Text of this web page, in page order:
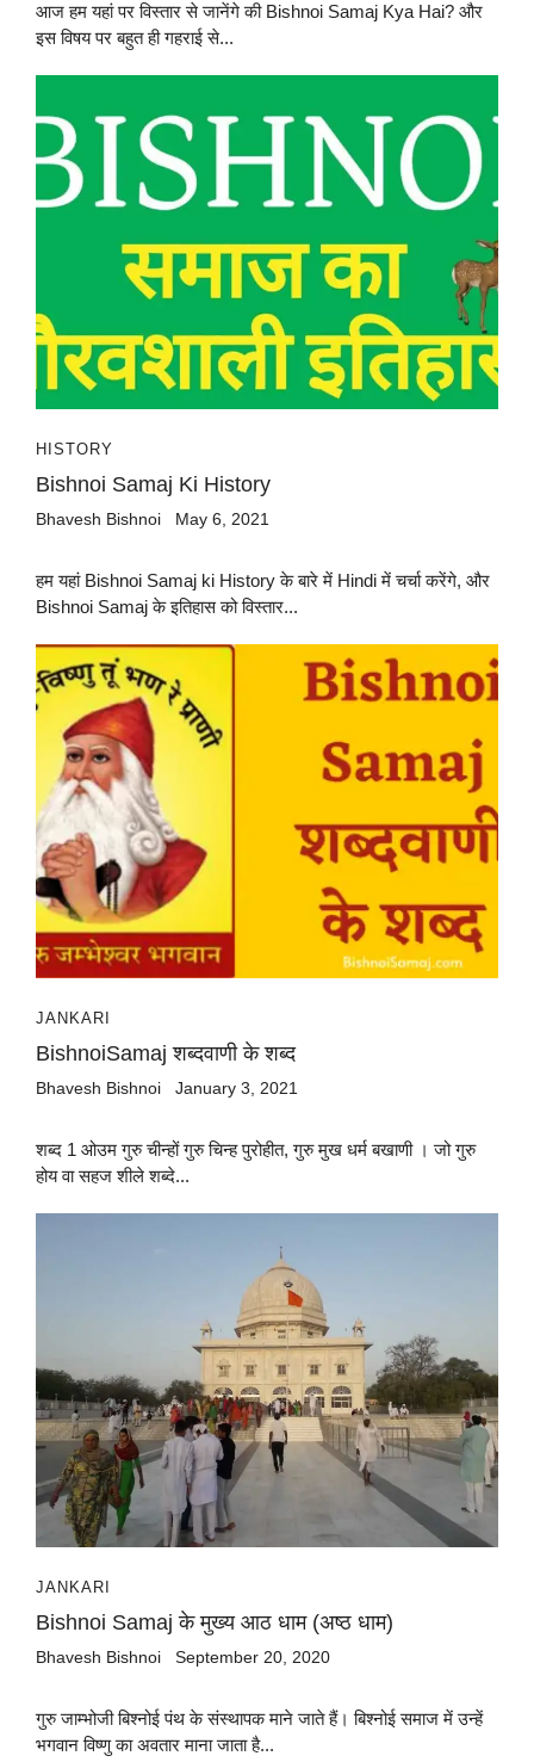
आज हम यहां पर विस्तार से जानेंगे की Bishnoi Samaj Kya Hai? और
इस विषय पर बहुत ही गहराई से...
HISTORY
Bishnoi Samaj Ki History
Bhavesh Bishnoi May 6, 2021
हम यहां Bishnoi Samaj ki History के बारे में Hindi में चर्चा करेंगे, और
Bishnoi Samaj के इतिहास को विस्तार...
JANKARI
BishnoiSamaj शब्दवाणी के शब्द
Bhavesh Bishnoi January 3, 2021
शब्द 1 ओउम गुरु चीन्हों गुरु चिन्ह पुरोहीत, गुरु मुख धर्म बखाणी । जो गुरु
होय वा सहज शीले शब्दे...
JANKARI
Bishnoi Samaj के मुख्य आठ धाम (अष्ठ धाम)
Bhavesh Bishnoi September 20, 2020
गुरु जाम्भोजी बिश्नोई पंथ के संस्थापक माने जाते हैं। बिश्नोई समाज में उन्हें
भगवान विष्णु का अवतार माना जाता है...